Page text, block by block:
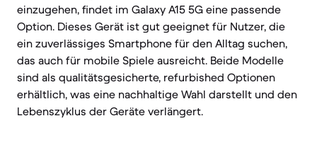
einzugehen, findet im Galaxy A15 5G eine passende
Option. Dieses Gerät ist gut geeignet für Nutzer, die
ein zuverlässiges Smartphone für den Alltag suchen,
das auch für mobile Spiele ausreicht. Beide Modelle
sind als qualitätsgesicherte, refurbished Optionen
erhältlich, was eine nachhaltige Wahl darstellt und den
Lebenszyklus der Geräte verlängert.